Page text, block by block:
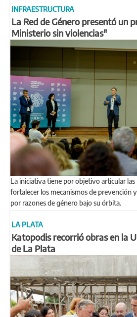
INFRAESTRUCTURA
La Red de Género presentó un
Ministerio sin violencias"
La iniciativa tiene por objetivo articular las políticas provinciales y
fortalecer los mecanismos de prevención
por razones de género bajo su órbita.
LA PLATA
Katopodis recorrió obras en la
de La Plata